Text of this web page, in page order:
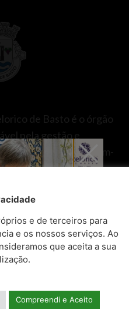
de Basto é o órgão
pela gestão e
promovendo o bem-
da saúde, educação,
proteção civil.
Único
Cidadão
e de terceiros para
e os nossos serviços. Ao
que aceita a sua
Compreendi e Aceito